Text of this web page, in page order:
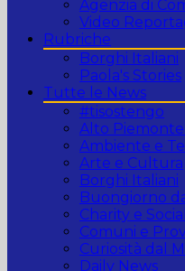
Agenzia di
Video
Rubriche
Borghi Italiani
Paola's Stories
Tutte le News
#tisostengo
Alto
Ambiente e
Arte e Cultura
Borghi Italiani
Buongiorno
Charity e
Comuni e
Curiosità dal
Daily News